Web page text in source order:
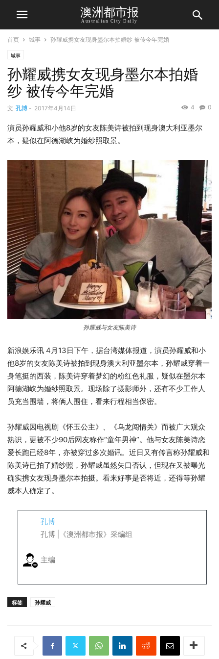
澳洲都市报
Australian City Daily
首页 城事 孙耀威携女友现身墨尔本拍婚纱 被传今年完婚
城事
孙耀威携女友现身墨尔本拍婚
纱 被传今年完婚
文 孔博 - 2017年4月14日 0
4
演员孙耀威和小他8岁的女友陈美诗被拍到现身澳大利亚墨尔
本，疑似在阿德湖峡为婚纱照取景。
孙耀威与女友陈美诗
新浪娱乐讯 4月13日下午，据台湾媒体报道，演员孙耀威和小
他8岁的女友陈美诗被拍到现身澳大利亚墨尔本，孙耀威穿着一
身笔挺的西装，陈美诗穿着梦幻的粉红色礼服，疑似在墨尔本
阿德湖峡为婚纱照取景。现场除了摄影师外，还有不少工作人
员充当围墙，将俩人围住，看来行程相当保密。
孙耀威因电视剧《怀玉公主》、《乌龙闯情关》而被广大观众
熟识，更被不少90后网友称作“童年男神”。他与女友陈美诗恋
爱长跑已经8年，亦被穿过多次婚讯。近日又有传言称孙耀威和
陈美诗已拍了婚纱照，孙耀威虽然矢口否认，但现在又被曝光
确实携女友现身墨尔本拍摄。看来好事是否将近，还得等孙耀
威本人确定了。
孔博
孔博 |《澳洲都市报》采编组
主编
标签 孙耀威